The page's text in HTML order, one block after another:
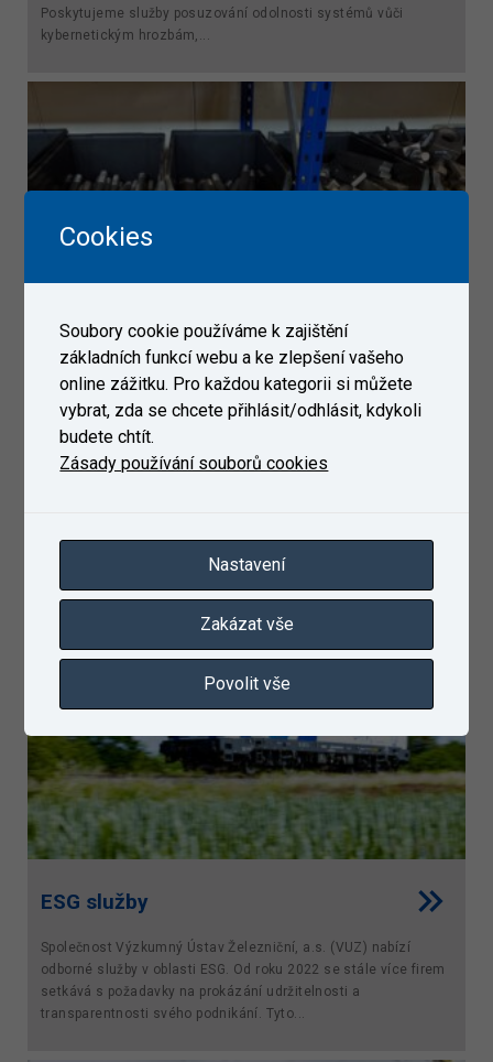
Poskytujeme služby posuzování odolnosti systémů vůči
kybernetickým hrozbám,...
Racionalizace pracovních procesů
Výzkumný Ústav Železniční, a.s. (VUZ) nabízí specializované
poradenství v oblasti racionalizace výrobních, servisních,
ESG služby
Společnost Výzkumný Ústav Železniční, a.s. (VUZ) nabízí
odborné služby v oblasti ESG. Od roku 2022 se stále více firem
setkává s požadavky na prokázání udržitelnosti a
transparentnosti svého podnikání. Tyto...
Cookies
Soubory cookie používáme k zajištění
základních funkcí webu a ke zlepšení vašeho
online zážitku. Pro každou kategorii si můžete
vybrat, zda se chcete přihlásit/odhlásit, kdykoli
budete chtít.
Zásady používání souborů cookies
Nastavení
Zakázat vše
Povolit vše